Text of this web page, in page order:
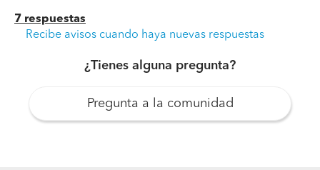
hola, vivo en casa pareada de 2 pisos, de lo cual se
par de años atrás y no se encuentra regularizada, la
trámites, ya que la ley del mono dura hasta el 2019 y asi
regularizo todo, una vez construido, o existe una
7 respuestas
Recibe avisos cuando haya nuevas respuestas
¿Tienes alguna pregunta?
Pregunta a la comunidad